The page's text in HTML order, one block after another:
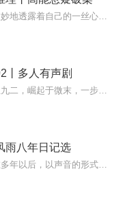
丨多人有声剧
八年日记选